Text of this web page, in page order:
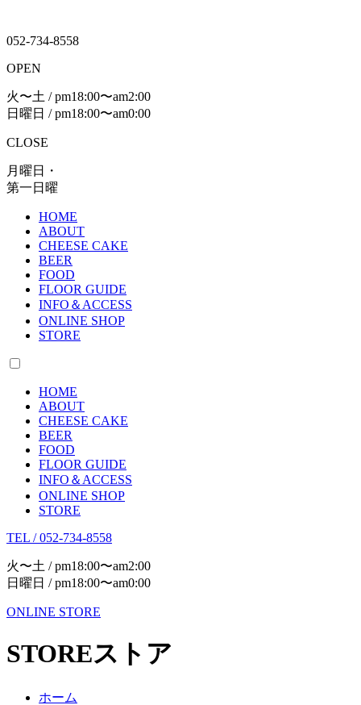
052-734-8558
OPEN
火〜土 / pm18:00〜am2:00
日曜日 / pm18:00〜am0:00
CLOSE
月曜日・
第一日曜
HOME
ABOUT
CHEESE CAKE
BEER
FOOD
FLOOR GUIDE
INFO＆ACCESS
ONLINE SHOP
STORE
HOME
ABOUT
CHEESE CAKE
BEER
FOOD
FLOOR GUIDE
INFO＆ACCESS
ONLINE SHOP
STORE
TEL / 052-734-8558
火〜土 / pm18:00〜am2:00
日曜日 / pm18:00〜am0:00
ONLINE STORE
STOREストア
ホーム